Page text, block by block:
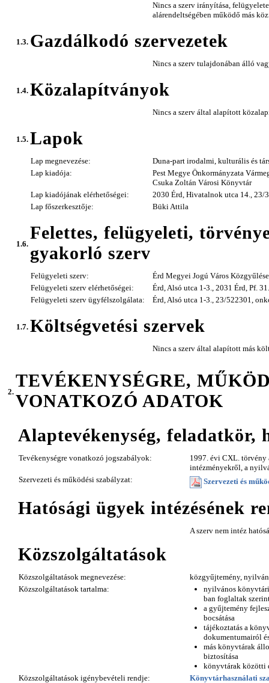
Nincs a szerv irányítása,
alárendeltségében működő más
1.3. Gazdálkodó szervezetek
Nincs a szerv tulajdonában álló
1.4. Közalapítványok
Nincs a szerv által alapított
1.5. Lapok
Lap megnevezése:
Duna-part irodalmi, kulturális és
Lap kiadója:
Pest Megye Önkormányzata
Csuka Zoltán Városi Könyvtár
Lap kiadójának elérhetőségei:
2030 Érd, Hivatalnok utca 14., 23/
Lap főszerkesztője:
Büki Attila
1.6.
Felettes, felügyeleti,
gyakorló szerv
Felügyeleti szerv:
Érd Megyei Jogú Város Közgyűlése
Felügyeleti szerv elérhetőségei:
Érd, Alsó utca 1-3., 2031 Érd, Pf.
Felügyeleti szerv ügyfélszolgálata:
Érd, Alsó utca 1-3., 23/522301,
1.7. Költségvetési szervek
Nincs a szerv által alapított más
2.
TEVÉKENYSÉGRE,
VONATKOZÓ ADATOK
Alaptevékenység, feladatkör,
Tevékenységre vonatkozó jogszabályok:
1997. évi CXL. törvény
intézményekről, a
Szervezeti és működési szabályzat:
Szervezeti és
Hatósági ügyek intézésének
A szerv nem intéz
Közszolgáltatások
Közszolgáltatások megnevezése:
közgyűjtemény,
Közszolgáltatások tartalma:
nyilvános
ban foglaltak
a gyűjtemény
bocsátása
tájékoztatás a
dokumentumairól
más könyvtárak
biztosítása
könyvtárak közötti
Közszolgáltatások igénybevételi rendje:
Könyvtárhasználati